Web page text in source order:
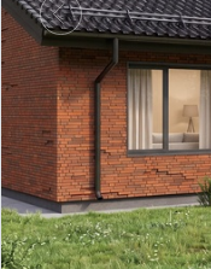
Предыдущий